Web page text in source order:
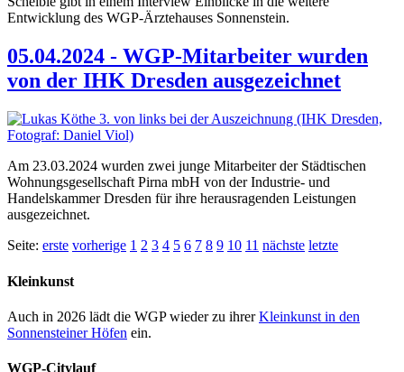
Entwicklung des WGP-Ärztehauses Sonnenstein.
05.04.2024 - WGP-Mitarbeiter wurden
von der IHK Dresden ausgezeichnet
Am 23.03.2024 wurden zwei junge Mitarbeiter der Städtischen
Wohnungsgesellschaft Pirna mbH von der Industrie- und
Handelskammer Dresden für ihre herausragenden Leistungen
ausgezeichnet.
Seite: erste vorherige 1 2 3 4 5 6 7 8 9 10 11 nächste letzte
Kleinkunst
Auch in 2026 lädt die WGP wieder zu ihrerKleinkunst in den
Sonnensteiner Höfen ein.
WGP-Citylauf